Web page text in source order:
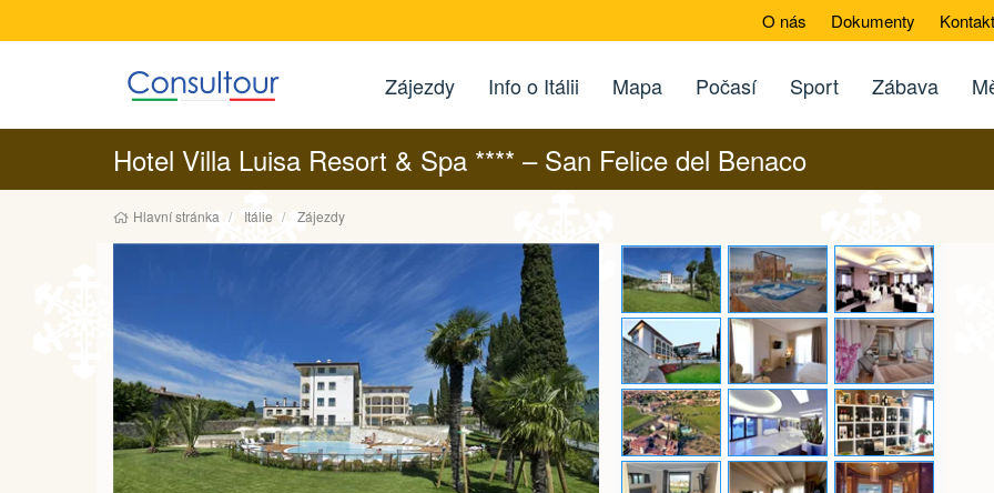
O nás Dokumenty
Zájezdy Info o Itálii Mapa Počasí Sport Zábava
Hotel Villa Luisa Resort & Spa **** – San Felice del Benaco
Hlavní stránka Itálie Zájezdy